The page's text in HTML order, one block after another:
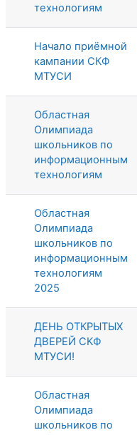
технологиям
Начало приёмной
кампании СКФ
МТУСИ
Областная
Олимпиада
школьников по
информационным
технологиям
Областная
Олимпиада
школьников по
информационным
технологиям
2025
ДЕНЬ ОТКРЫТЫХ
ДВЕРЕЙ СКФ
МТУСИ!
Областная
Олимпиада
школьников по